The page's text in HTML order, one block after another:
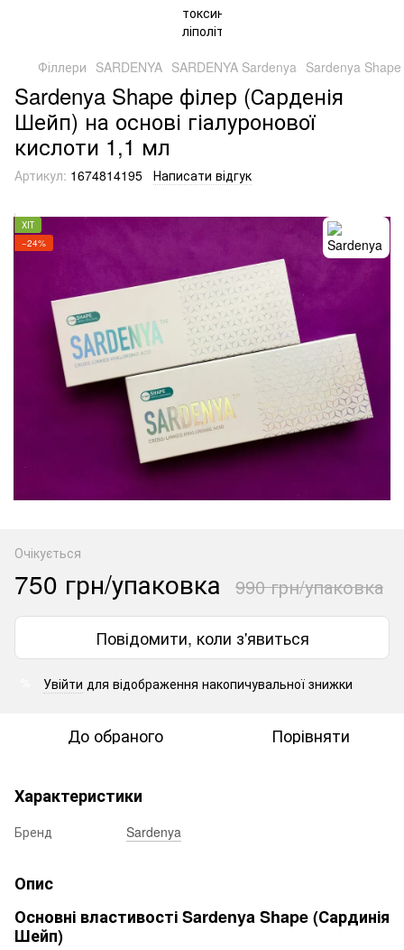
Філлери SARDENYA SARDENYA Sardenya Sardenya
Sardenya Shape філер (Сарденія
Шейп) на основі гіалуронової
кислоти 1,1 мл
Артикул: 1674814195 Написати відгук
ХІТ
−24%
Очікується
750 грн/упаковка 990 грн/упаковка
Повідомити, коли з'явиться
Увійти для відображення накопичувальної знижки
До обраного Порівняти
Характеристики
Бренд Sardenya
Опис
Основні властивості Sardenya Shape (Сардинія
Шейп)